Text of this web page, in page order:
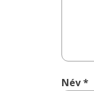
Név*